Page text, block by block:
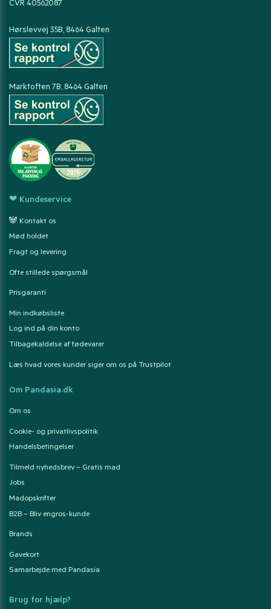
CVR 40562087
Hørslevvej 35B, 8464 Galten
Marktoften 7B, 8464 Galten
❤ Kundeservice
🐼 Kontakt os
Mød holdet
Fragt og levering
Ofte stillede spørgsmål
Prisgaranti
Min indkøbsliste
Log ind på din konto
Tilbagekaldelse af fødevarer
Læs hvad vores kunder siger om os på Trustpilot
Om Pandasia.dk
Om os
Cookie- og privatlivspolitik
Handelsbetingelser
Tilmeld nyhedsbrev – Gratis mad
Jobs
Madopskrifter
B2B – Bliv engros-kunde
Brands
Gavekort
Samarbejde med Pandasia
Brug for hjælp?